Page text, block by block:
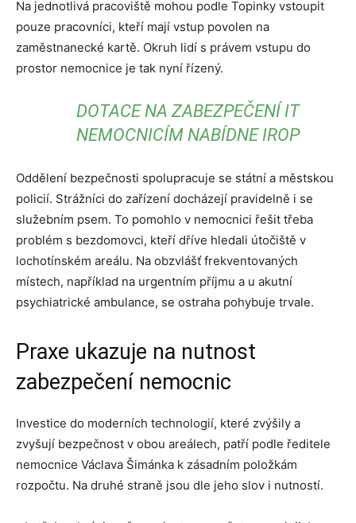
Na jednotlivá pracoviště mohou podle Topinky vstoupit
pouze pracovníci, kteří mají vstup povolen na
zaměstnanecké kartě. Okruh lidí s právem vstupu do
prostor nemocnice je tak nyní řízený.
DOTACE NA ZABEZPEČENÍ IT
NEMOCNICÍM NABÍDNE IROP
Oddělení bezpečnosti spolupracuje se státní a městskou
policií. Strážníci do zařízení docházejí pravidelně i se
služebním psem. To pomohlo v nemocnici řešit třeba
problém s bezdomovci, kteří dříve hledali útočiště v
lochotínském areálu. Na obzvlášť frekventovaných
místech, například na urgentním příjmu a u akutní
psychiatrické ambulance, se ostraha pohybuje trvale.
Praxe ukazuje na nutnost
zabezpečení nemocnic
Investice do moderních technologií, které zvýšily a
zvyšují bezpečnost v obou areálech, patří podle ředitele
nemocnice Václava Šimánka k zásadním položkám
rozpočtu. Na druhé straně jsou dle jeho slov i nutností.